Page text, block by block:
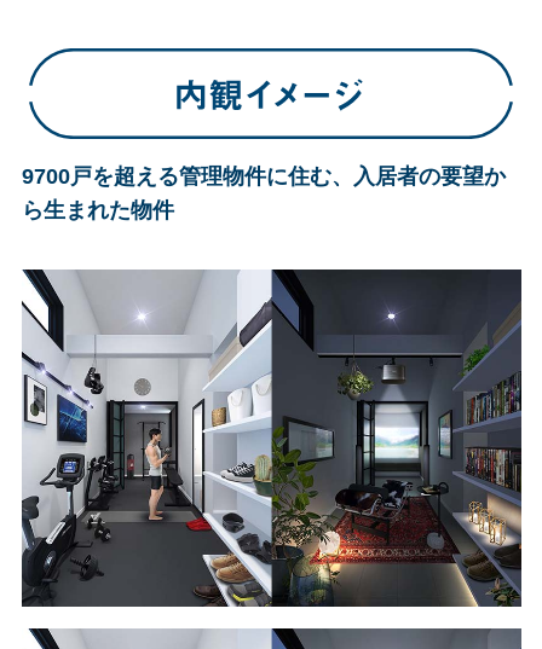
9700戸を超える管理物件に住む、入居者の要望か
ら生まれた物件